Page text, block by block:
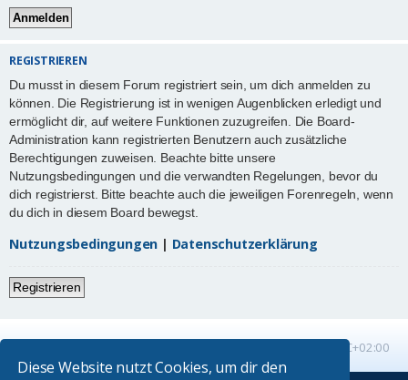
Diese Website nutzt Cookies, um dir den
REGISTRIEREN
Du musst in diesem Forum registriert sein, um dich anmelden zu
können. Die Registrierung ist in wenigen Augenblicken erledigt und
ermöglicht dir, auf weitere Funktionen zuzugreifen. Die Board-
Administration kann registrierten Benutzern auch zusätzliche
Berechtigungen zuweisen. Beachte bitte unsere
Nutzungsbedingungen und die verwandten Regelungen, bevor du
dich registrierst. Bitte beachte auch die jeweiligen Forenregeln, wenn
du dich in diesem Board bewegst.
Nutzungsbedingungen | Datenschutzerklärung
Registrieren
UTC+02:00